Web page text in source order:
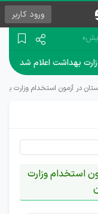
ورود کاربر
بهداشت اعلام شد
در آزمون استخدام وزارت
آزمون استخدام وزارت